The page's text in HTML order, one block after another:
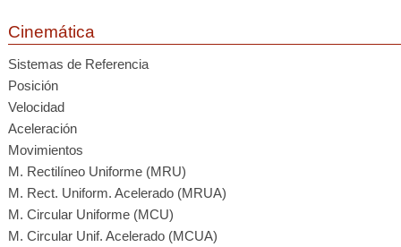
Cinemática
Sistemas de Referencia
Posición
Velocidad
Aceleración
Movimientos
M. Rectilíneo Uniforme (MRU)
M. Rect. Uniform. Acelerado (MRUA)
M. Circular Uniforme (MCU)
M. Circular Unif. Acelerado (MCUA)